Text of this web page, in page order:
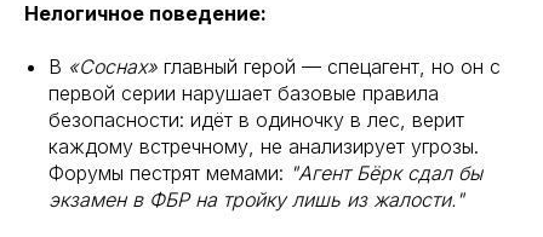
Нелогичное поведение:
В «Соснах» главный герой — спецагент, но он с
первой серии нарушает базовые правила
безопасности: идёт в одиночку в лес, верит
каждому встречному, не анализирует угрозы.
Форумы пестрят мемами: "Агент Бёрк сдал бы
экзамен в ФБР на тройку лишь из жалости."